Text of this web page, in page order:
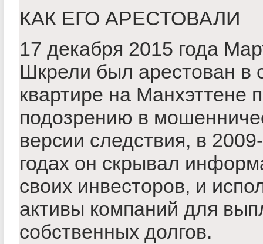
КАК ЕГО АРЕСТОВАЛИ
17 декабря 2015 года
Шкрели был арестован в
квартире на Манхэттене
подозрению в
версии следствия, в
годах он скрывал
своих инвесторов, и
активы компаний для
собственных долгов.